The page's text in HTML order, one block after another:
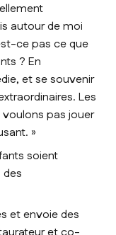
autour de moi
ce pas ce que
? En
et se souvenir
Les
voulons pas jouer
»
soient
et envoie des